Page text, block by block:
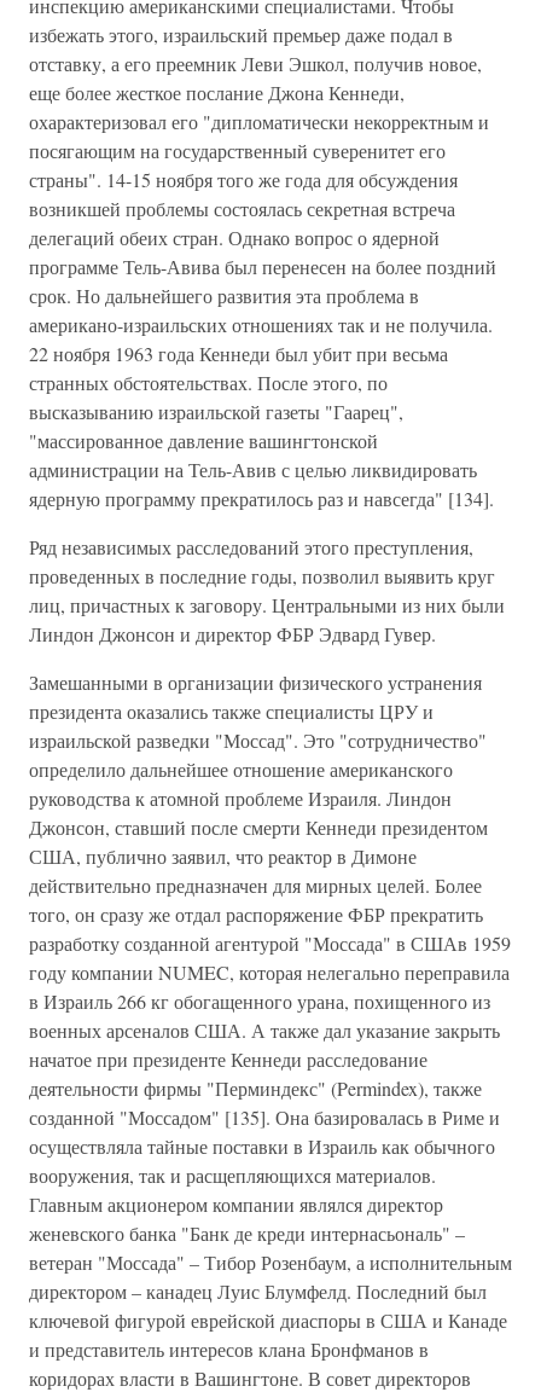
инспекцию американскими специалистами. Чтобы
избежать этого, израильский премьер даже подал в
отставку, а его преемник Леви Эшкол, получив новое,
еще более жесткое послание Джона Кеннеди,
охарактеризовал его "дипломатически некорректным и
посягающим на государственный суверенитет его
страны". 14-15 ноября того же года для обсуждения
возникшей проблемы состоялась секретная встреча
делегаций обеих стран. Однако вопрос о ядерной
программе Тель-Авива был перенесен на более поздний
срок. Но дальнейшего развития эта проблема в
американо-израильских отношениях так и не получила.
22 ноября 1963 года Кеннеди был убит при весьма
странных обстоятельствах. После этого, по
высказыванию израильской газеты "Гаарец",
"массированное давление вашингтонской
администрации на Тель-Авив с целью ликвидировать
ядерную программу прекратилось раз и навсегда" [134].
Ряд независимых расследований этого преступления,
проведенных в последние годы, позволил выявить круг
лиц, причастных к заговору. Центральными из них были
Линдон Джонсон и директор ФБР Эдвард Гувер.
Замешанными в организации физического устранения
президента оказались также специалисты ЦРУ и
израильской разведки "Моссад". Это "сотрудничество"
определило дальнейшее отношение американского
руководства к атомной проблеме Израиля. Линдон
Джонсон, ставший после смерти Кеннеди президентом
США, публично заявил, что реактор в Димоне
действительно предназначен для мирных целей. Более
того, он сразу же отдал распоряжение ФБР прекратить
разработку созданной агентурой "Моссада" в СШАв 1959
году компании NUMEC, которая нелегально переправила
в Израиль 266 кг обогащенного урана, похищенного из
военных арсеналов США. А также дал указание закрыть
начатое при президенте Кеннеди расследование
деятельности фирмы "Перминдекс" (Permindex), также
созданной "Моссадом" [135]. Она базировалась в Риме и
осуществляла тайные поставки в Израиль как обычного
вооружения, так и расщепляющихся материалов.
Главным акционером компании являлся директор
женевского банка "Банк де креди интернасьональ" –
ветеран "Моссада" – Тибор Розенбаум, а исполнительным
директором – канадец Луис Блумфелд. Последний был
ключевой фигурой еврейской диаспоры в США и Канаде
и представитель интересов клана Бронфманов в
коридорах власти в Вашингтоне. В совет директоров